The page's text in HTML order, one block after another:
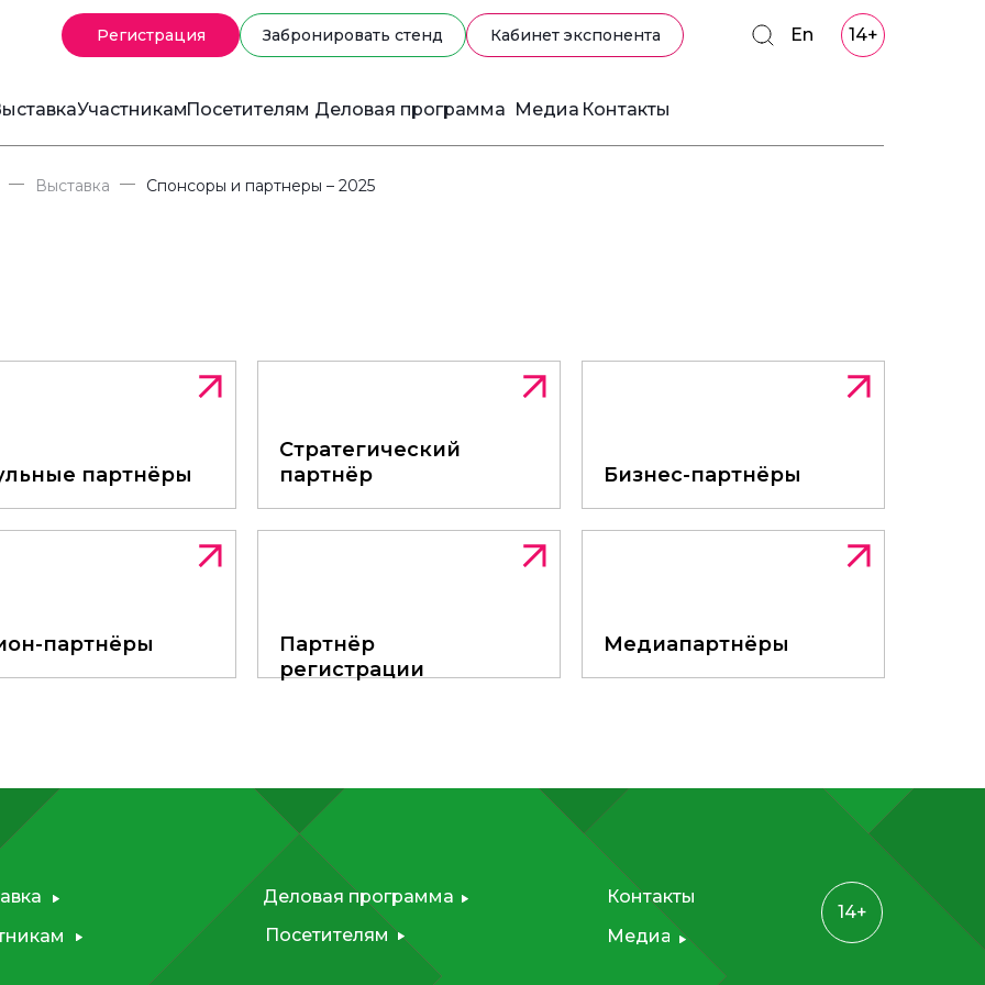
Регистрация Забронировать стенд Кабинет экспонента
УчастникамПосетителям Деловая программа Медиа Контакты
En 14+
Выставка
— Спонсоры и партнеры – 2025
—
Стратегический
партнёр
Стратегический
партнёр
партнёры
партнёры
партнёры
партнёры Партнёр регистрации
Партнёр
регистрации
Медиапартнёры
Медиапартнёры
Бизнес-партнёры
Бизнес-партнёры
14+
Медиа
Посетителям
Контакты
Деловая программа